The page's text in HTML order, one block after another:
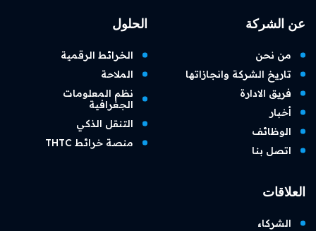
عن الشركة
من نحن
تاريخ الشركة وانجازاتها
فريق الادارة
أخبار
الوظائف
اتصل بنا
الحلول
الخرائط الرقمية
الملاحة
نظم المعلومات
الجغرافية
التنقل الذكي
منصة خرائط THTC
العلاقات
الشركاء